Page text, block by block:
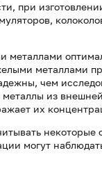
при
металлами
металлами
чем
из
их
некоторые
могут